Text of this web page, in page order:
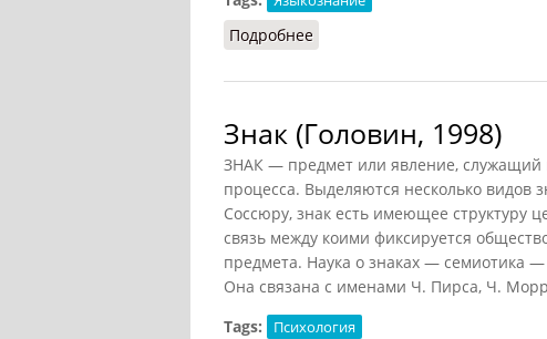
Подробнее
Знак (Головин, 1998)
ЗНАК — предмет или явление, служащий
процесса. Выделяются несколько видов
Соссюру, знак есть имеющее структуру
связь между коими фиксируется
предмета. Наука о знаках — семиотика
Она связана с именами Ч. Пирса, Ч.
Tags:
Психология